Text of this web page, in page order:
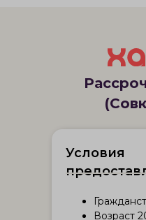
Условия
Возраст